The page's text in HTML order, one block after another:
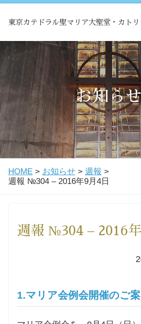
東京カテドラル聖マリア大聖堂・カト
HOME
ミサ
お知らせ
関口教会について
教会学校・中高生会
洗礼を希望される方
小池神父の講座
森田神父の講座
お知ら
HOME> お知らせ> 週報 >
週報 №304 – 2016年9月4日
週報 №304 – 2016
1.マリア会例会開催のご